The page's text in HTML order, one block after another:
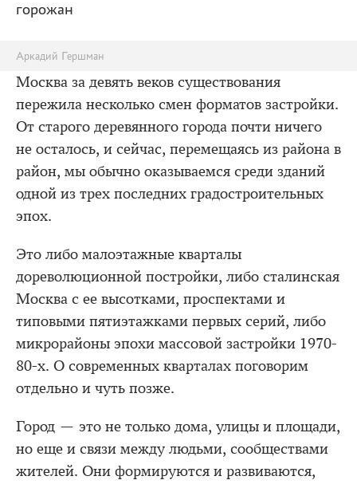
горожан
Аркадий Гершман
Москва за девять веков существования
пережила несколько смен форматов застройки.
От старого деревянного города почти ничего
не осталось, и сейчас, перемещаясь из района в
район, мы обычно оказываемся среди зданий
одной из трех последних градостроительных
эпох.
Это либо малоэтажные кварталы
дореволюционной постройки, либо сталинская
Москва с ее высотками, проспектами и
типовыми пятиэтажками первых серий, либо
микрорайоны эпохи массовой застройки 1970-
80-х. О современных кварталах поговорим
отдельно и чуть позже.
Город — это не только дома, улицы и площади,
но еще и связи между людьми, сообществами
жителей. Они формируются и развиваются,